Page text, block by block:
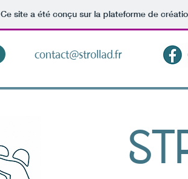
Ce site a été conçu sur la plateforme de
contact@strollad.fr